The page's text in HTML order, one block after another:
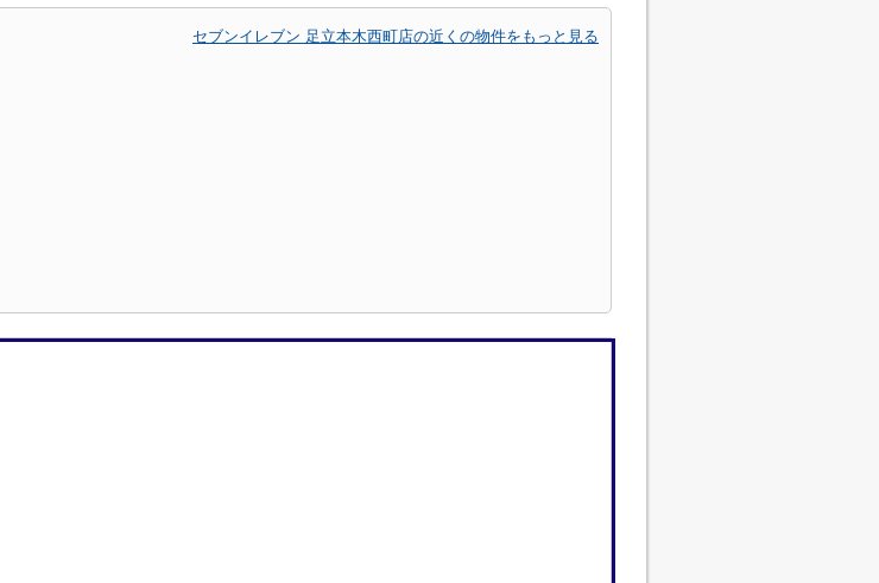
セブンイレブン 足立本木西町店の近くの物件をもっと見る